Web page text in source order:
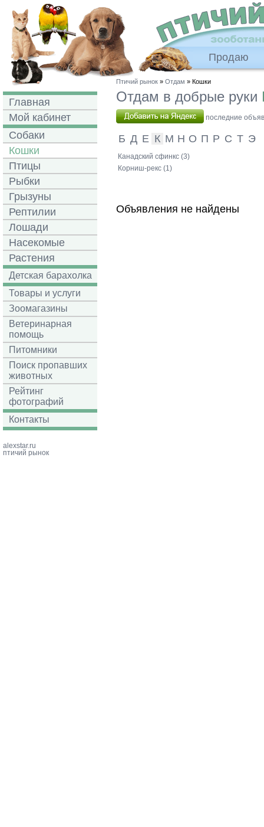
Продаю
Главная
Мой кабинет
Собаки
Кошки
Птицы
Рыбки
Грызуны
Рептилии
Лошади
Насекомые
Растения
Детская барахолка
Товары и услуги
Зоомагазины
Ветеринарная
помощь
Питомники
Поиск пропавших
животных
Рейтинг
фотографий
Контакты
Птичий рынок » Отдам » Кошки
Отдам в добрые руки
последние
Б Д Е К М Н О П Р С Т Э
Канадский сфинкс (3)
Корниш-рекс (1)
Объявления не найдены
alexstar.ru
птичий рынок